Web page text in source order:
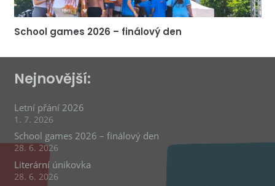
School games 2026 – finálový den
Nejnovější:
Letní přání 2026
1. 7. 2026
School games 2026 – finálový den
28. 6. 2026
Literární únikovka
28. 6. 2026